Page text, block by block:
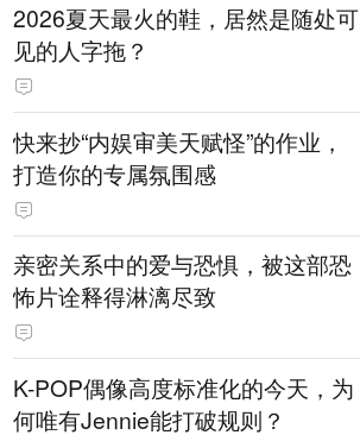
2026夏天最火的鞋，居然是随处可
见的人字拖？
快来抄“内娱审美天赋怪”的作业，
打造你的专属氛围感
亲密关系中的爱与恐惧，被这部恐
怖片诠释得淋漓尽致
K-POP偶像高度标准化的今天，为
何唯有Jennie能打破规则？